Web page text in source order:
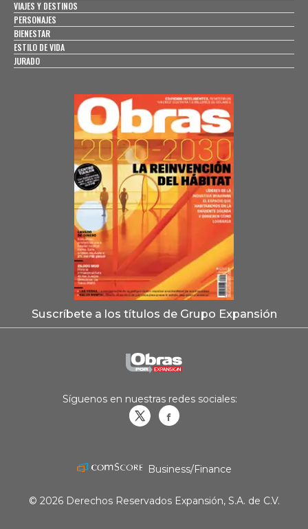
VIAJES Y DESTINOS
PERSONAJES
BIENESTAR
ESTILO DE VIDA
JURADO
Suscríbete a los títulos de Grupo Expansión
Síguenos en nuestras redes sociales:
Business/Finance
© 2026 Derechos Reservados Expansión, S.A. de C.V.